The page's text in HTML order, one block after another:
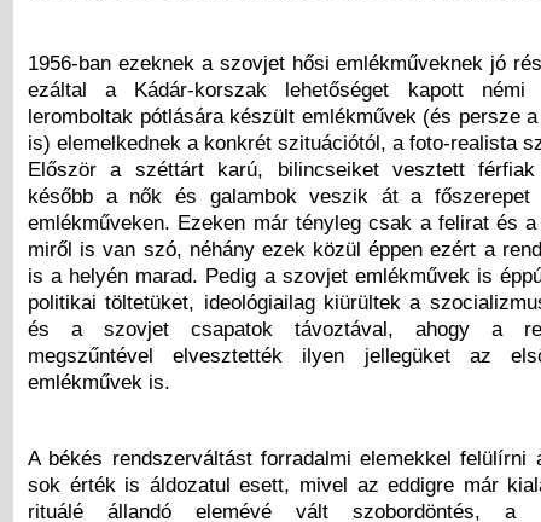
1956-ban ezeknek a szovjet hősi emlékműveknek jó
ezáltal a Kádár-korszak lehetőséget kapott némi
leromboltak pótlására készült emlékművek (és persze
is) elemelkednek a konkrét szituációtól, a foto-realista
Először a széttárt karú, bilincseiket vesztett
később a nők és galambok veszik át a
emlékműveken. Ezeken már tényleg csak a felirat és
miről is van szó, néhány ezek közül éppen ezért a
is a helyén marad. Pedig a szovjet emlékművek is
politikai töltetüket, ideológiailag kiürültek a
és a szovjet csapatok távoztával, ahogy a
megszűntével elvesztették ilyen jellegüket az
emlékművek is.
A békés rendszerváltást forradalmi elemekkel felülírni
sok érték is áldozatul esett, mivel az eddigre már
rituálé állandó elemévé vált szobordöntés, a